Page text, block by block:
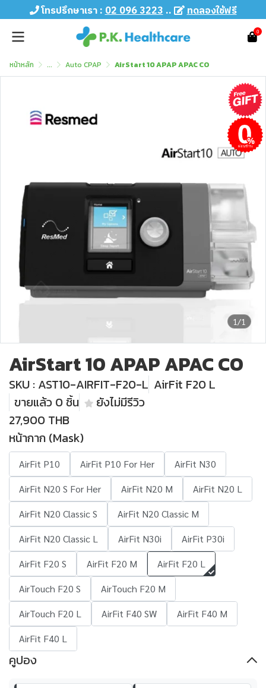
โทรปรึกษาเรา :02 096 3223.. ทดลองใช้ฟรี
0
หน้าหลัก ... Auto CPAP AirStart 10 APAP APAC CO
1/1
ผ่อนชำระ
AirStart 10 APAP APAC CO
SKU : AST10-AIRFIT-F20-L AirFit F20 L
ขายแล้ว 0 ชิ้น
ยังไม่มีรีวิว
27,900 THB
หน้ากาก (Mask)
AirFit P10 AirFit P10 For Her
AirFit N30
AirFit N20 S For Her
AirFit N20 M
AirFit N20 L
AirFit N20 Classic S
AirFit N20 Classic M
AirFit N20 Classic L
AirFit N30i
AirFit P30i
AirFit F20 S
AirFit F20 M
AirFit F20 L
AirTouch F20 S
AirTouch F20 M
AirTouch F20 L
AirFit F40 SW
AirFit F40 M
AirFit F40 L
คูปอง